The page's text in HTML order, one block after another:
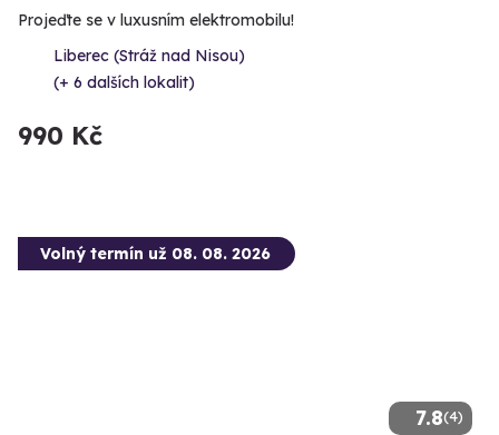
Projeďte se v luxusním elektromobilu!
Liberec (Stráž nad Nisou)
(+ 6 dalších lokalit)
990 Kč
7.8(4)
Volný termín už 08. 08. 2026